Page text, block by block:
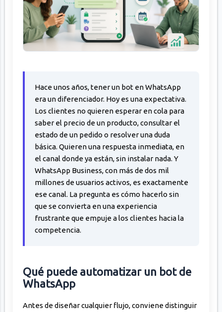
Hace unos años, tener un bot en WhatsApp
era un diferenciador. Hoy es una expectativa.
Los clientes no quieren esperar en cola para
saber el precio de un producto, consultar el
estado de un pedido o resolver una duda
básica. Quieren una respuesta inmediata, en
el canal donde ya están, sin instalar nada. Y
WhatsApp Business, con más de dos mil
millones de usuarios activos, es exactamente
ese canal. La pregunta es cómo hacerlo sin
que se convierta en una experiencia
frustrante que empuje a los clientes hacia la
competencia.
Qué puede automatizar un bot de
WhatsApp
Antes de diseñar cualquier flujo, conviene distinguir